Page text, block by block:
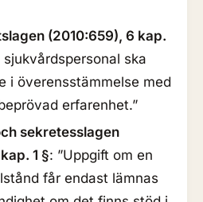
(2010:659), 6 kap.
ska
i överensstämmelse med
erfarenhet.”
sekretesslagen
1 §: ”Uppgift om en
får endast lämnas